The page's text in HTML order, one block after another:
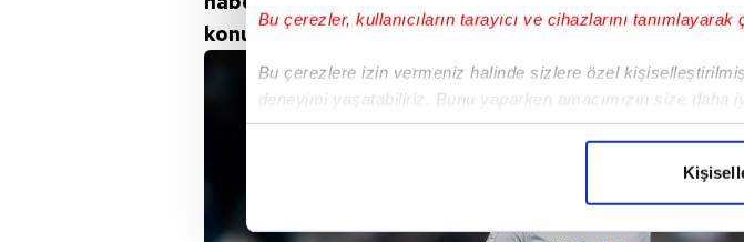
Bu çerezler, kullanıcıların tarayıcı ve cihazlarını tanımlayarak
Bu çerezlere izin vermeniz halinde sizlere özel
deneyimi yaşatabiliriz. Bunu yaparken amacımızın size
içerikleri sunabilmek adına elimizden gelen çabayı
Her halükârda, kullanıcılar, bu çerezlere izin vermedikleri
konuya dair konuştu.